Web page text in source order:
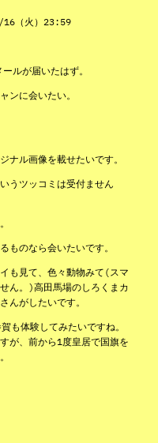
（火）23:59
ルが届いたはず。
ンに会いたい。
ナル画像を載せたいです。
うツッコミは受付ません
ものなら会いたいです。
も見て、色々動物みて(スマ
ん。)高田馬場のしろくまカ
んがしたいです。
も体験してみたいですね。
が、前から1度皇居で国旗を